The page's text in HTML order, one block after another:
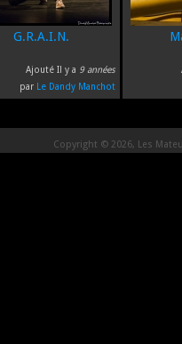
G.R.A.I.N.
Ajouté Il y a 9 années
par Le Dandy Manchot
Copyright © 2026, Les